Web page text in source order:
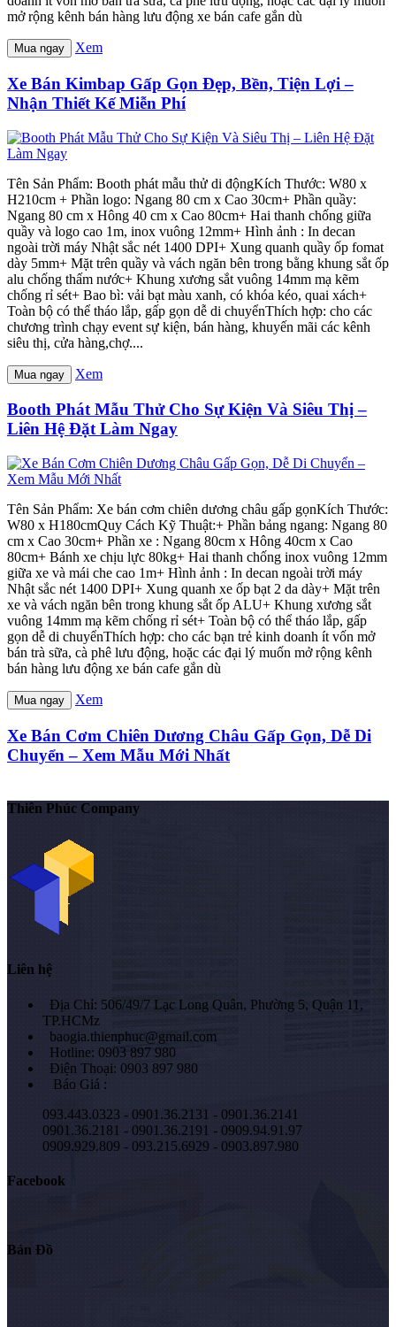
mở rộng kênh bán hàng lưu động xe bán cafe gắn dù
Mua ngay Xem
Xe Bán Kimbap Gấp Gọn Đẹp, Bền, Tiện Lợi –
Nhận Thiết Kế Miễn Phí
Tên Sản Phẩm: Booth phát mẫu thử di độngKích Thước: W80 x
H210cm + Phần logo: Ngang 80 cm x Cao 30cm+ Phần quầy:
Ngang 80 cm x Hông 40 cm x Cao 80cm+ Hai thanh chống giữa
quầy và logo cao 1m, inox vuông 12mm+ Hình ảnh : In decan
ngoài trời máy Nhật sắc nét 1400 DPI+ Xung quanh quầy ốp fomat
dày 5mm+ Mặt trên quầy và vách ngăn bên trong bằng khung sắt ốp
alu chống thấm nước+ Khung xương sắt vuông 14mm mạ kẽm
chống rỉ sét+ Bao bì: vải bạt màu xanh, có khóa kéo, quai xách+
Toàn bộ có thể tháo lắp, gấp gọn dễ di chuyểnThích hợp: cho các
chương trình chạy event sự kiện, bán hàng, khuyến mãi các kênh
siêu thị, cửa hàng,chợ....
Mua ngay Xem
Booth Phát Mẫu Thử Cho Sự Kiện Và Siêu Thị –
Liên Hệ Đặt Làm Ngay
Tên Sản Phẩm: Xe bán cơm chiên dương châu gấp gọnKích Thước:
W80 x H180cmQuy Cách Kỹ Thuật:+ Phần bảng ngang: Ngang 80
cm x Cao 30cm+ Phần xe : Ngang 80cm x Hông 40cm x Cao
80cm+ Bánh xe chịu lực 80kg+ Hai thanh chống inox vuông 12mm
giữa xe và mái che cao 1m+ Hình ảnh : In decan ngoài trời máy
Nhật sắc nét 1400 DPI+ Xung quanh xe ốp bạt 2 da dày+ Mặt trên
xe và vách ngăn bên trong khung sắt ốp ALU+ Khung xương sắt
vuông 14mm mạ kẽm chống rỉ sét+ Toàn bộ có thể tháo lắp, gấp
gọn dễ di chuyểnThích hợp: cho các bạn trẻ kinh doanh ít vốn mở
bán trà sữa, cà phê lưu động, hoặc các đại lý muốn mở rộng kênh
bán hàng lưu động xe bán cafe gắn dù
Mua ngay Xem
Xe Bán Cơm Chiên Dương Châu Gấp Gọn, Dễ Di
Chuyển – Xem Mẫu Mới Nhất
Thiên Phúc Company
Liên hệ
Địa Chỉ: 506/49/7 Lạc Long Quân, Phường 5, Quận 11,
TP.HCMz
baogia.thienphuc@gmail.com
Hotline: 0903 897 980
Điện Thoại: 0903 897 980
Báo Giá :
093.443.0323 - 0901.36.2131 - 0901.36.2141
0901.36.2181 - 0901.36.2191 - 0909.94.91.97
0909.929.809 - 093.215.6929 - 0903.897.980
Facebook
Bản Đồ